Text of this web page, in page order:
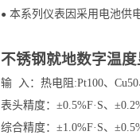
● 本系列仪表因采用电池供
不锈钢就地数字温
输
入：热电阻:Pt100、
表头精度：±0.5%F·S、
综合精度：±1.0%F·S、